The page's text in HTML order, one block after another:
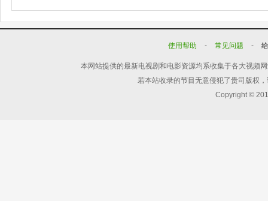
使用帮助 - 常见问题 -
本网站提供的最新电视剧和电影资源均系收集于各大视频
若本站收录的节目无意侵犯了贵司版权
Copyright ©